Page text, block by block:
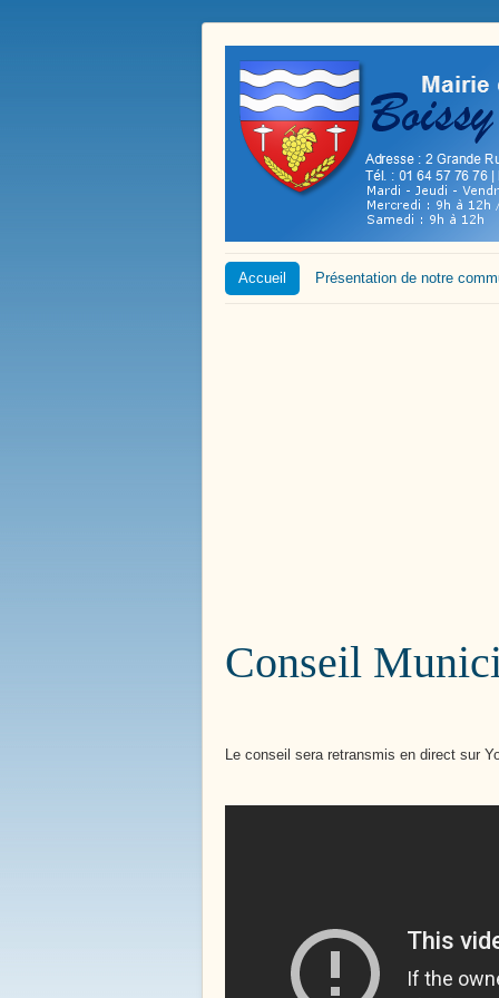
Accueil Présentation de notre
Bienvenue à
Boissy le
Conseil
Le conseil sera retransmis en direct sur